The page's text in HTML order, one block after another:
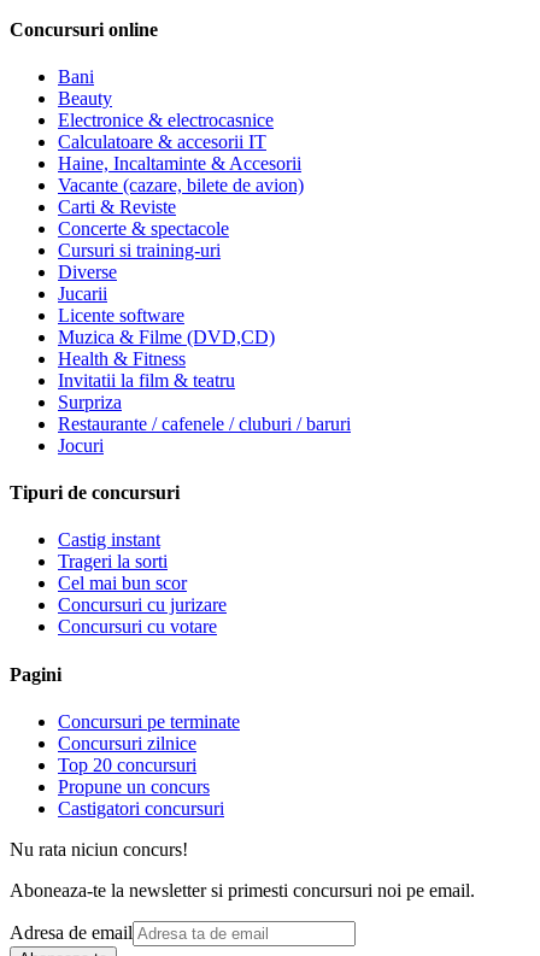
Concursuri online
Bani
Beauty
Electronice & electrocasnice
Calculatoare & accesorii IT
Haine, Incaltaminte & Accesorii
Vacante (cazare, bilete de avion)
Carti & Reviste
Concerte & spectacole
Cursuri si training-uri
Diverse
Jucarii
Licente software
Muzica & Filme (DVD,CD)
Health & Fitness
Invitatii la film & teatru
Surpriza
Restaurante / cafenele / cluburi / baruri
Jocuri
Tipuri de concursuri
Castig instant
Trageri la sorti
Cel mai bun scor
Concursuri cu jurizare
Concursuri cu votare
Pagini
Concursuri pe terminate
Concursuri zilnice
Top 20 concursuri
Propune un concurs
Castigatori concursuri
Nu rata niciun concurs!
Aboneaza-te la newsletter si primesti concursuri noi pe email.
Adresa de email